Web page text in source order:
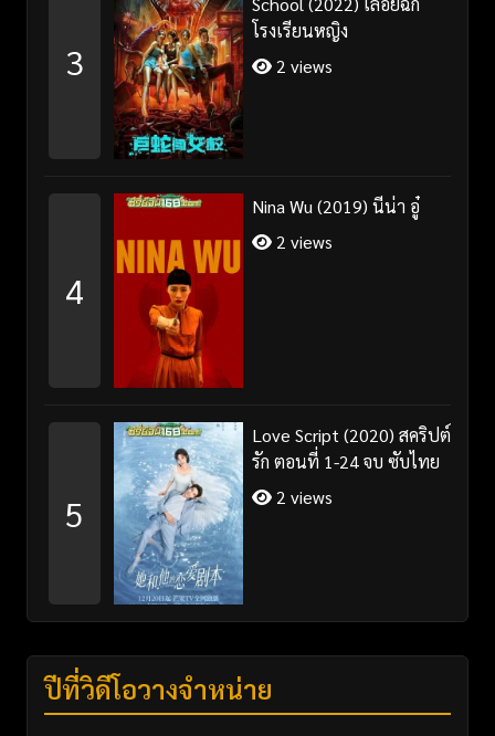
3
โรงเรียนหญิง
2 views
4
Nina Wu (2019) นีน่า อู๋
2 views
5
Love Script (2020) สคริปต์
รัก ตอนที่ 1-24 จบ ซับไทย
2 views
ปีที่วิดีโอวางจำหน่าย